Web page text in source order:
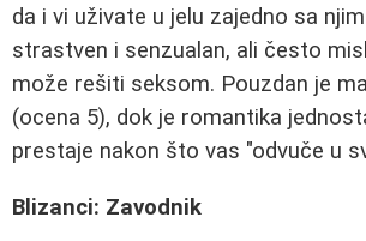
da i vi uživate u jelu zajedno sa
strastven i senzualan, ali često
može rešiti seksom. Pouzdan je
(ocena 5), dok je romantika
prestaje nakon što vas "odvuče u
Blizanci: Zavodnik